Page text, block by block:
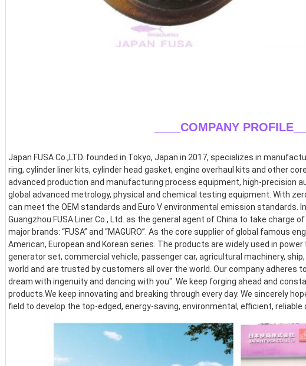
____COMPANY PROFILE
Japan FUSA Co.,LTD. founded in Tokyo, Japan in 2017, specializes in
ring, cylinder liner kits, cylinder head gasket, engine overhaul kits and other
advanced production and manufacturing process equipment, high-precision
global advanced metrology, physical and chemical testing equipment. With
can meet the OEM standards and Euro V environmental emission standards.
Guangzhou FUSA Liner Co., Ltd. as the general agent of China to take charge
major brands: “FUSA” and “MAGURO”. As the core supplier of global famous
American, European and Korean series. The products are widely used in
generator set, commercial vehicle, passenger car, agricultural machinery,
world and are trusted by customers all over the world. Our company adheres
dream with ingenuity and dancing with you". We keep forging ahead and
products.We keep innovating and breaking through every day. We sincerely
field to develop the top-edged, energy-saving, environmental, efficient,